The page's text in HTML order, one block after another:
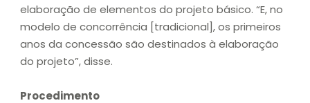
elaboração de elementos do projeto básico. “E, no
modelo de concorrência [tradicional], os primeiros
anos da concessão são destinados à elaboração
do projeto”, disse.
Procedimento